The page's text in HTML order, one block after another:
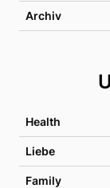
Archiv
Health
Liebe
Family